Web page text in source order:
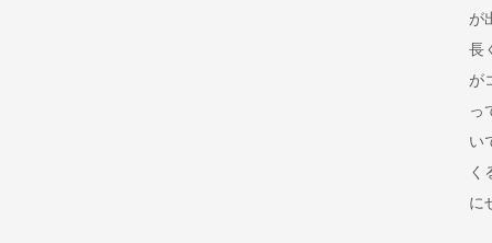
が
長
が
っ
い
く
に